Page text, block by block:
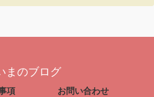
まのブログ
項
お問い合わせ